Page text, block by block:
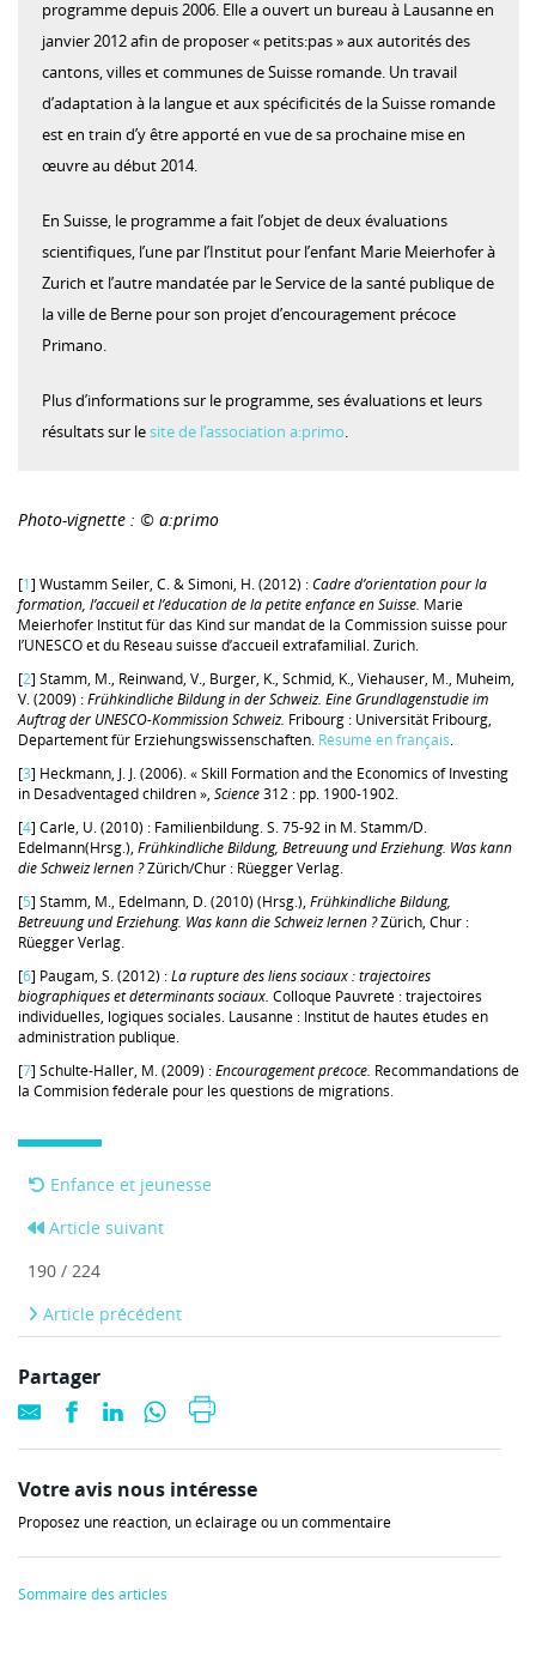
programme depuis 2006. Elle a ouvert un bureau à Lausanne en
janvier 2012 afin de proposer « petits:pas » aux autorités des
cantons, villes et communes de Suisse romande. Un travail
d’adaptation à la langue et aux spécificités de la Suisse romande
est en train d’y être apporté en vue de sa prochaine mise en
œuvre au début 2014.
En Suisse, le programme a fait l’objet de deux évaluations
scientifiques, l’une par l’Institut pour l’enfant Marie Meierhofer à
Zurich et l’autre mandatée par le Service de la santé publique de
la ville de Berne pour son projet d’encouragement précoce
Primano.
Plus d’informations sur le programme, ses évaluations et leurs
résultats sur lesite de l’association a:primo.
Photo-vignette : © a:primo
[1] Wustamm Seiler, C. & Simoni, H. (2012) :Cadre d’orientation pour la
formation, l’accueil et l’éducation de la petite enfance en Suisse. Marie
Meierhofer Institut für das Kind sur mandat de la Commission suisse pour
l’UNESCO et du Réseau suisse d’accueil extrafamilial. Zurich.
[2] Stamm, M., Reinwand, V., Burger, K., Schmid, K., Viehauser, M., Muheim,
V. (2009) :Frühkindliche Bildung in der Schweiz. Eine Grundlagenstudie im
Auftrag der UNESCO-Kommission Schweiz. Fribourg : Universität Fribourg,
Departement für Erziehungswissenschaften. Résumé en français.
[3] Heckmann, J. J. (2006). « Skill Formation and the Economics of Investing
in Desadventaged children », Science312 : pp. 1900-1902.
[4] Carle, U. (2010) : Familienbildung. S. 75-92 in M. Stamm/D.
Edelmann(Hrsg.), Frühkindliche Bildung, Betreuung und Erziehung. Was kann
die Schweiz lernen ?Zürich/Chur : Rüegger Verlag.
[5] Stamm, M., Edelmann, D. (2010) (Hrsg.), Frühkindliche Bildung,
Betreuung und Erziehung. Was kann die Schweiz lernen ?Zürich, Chur :
Rüegger Verlag.
[6] Paugam, S. (2012) :La rupture des liens sociaux : trajectoires
biographiques et déterminants sociaux. Colloque Pauvreté : trajectoires
individuelles, logiques sociales. Lausanne : Institut de hautes études en
administration publique.
[7] Schulte-Haller, M. (2009) :Encouragement précoce. Recommandations de
la Commision fédérale pour les questions de migrations.
Enfance et jeunesse
Article suivant
190 / 224
Article précédent
Partager
Votre avis nous intéresse
Proposez une réaction, un éclairage ou un commentaire
Sommaire des articles